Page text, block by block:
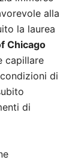
alla
la laurea
Chicago
capillare
di
di